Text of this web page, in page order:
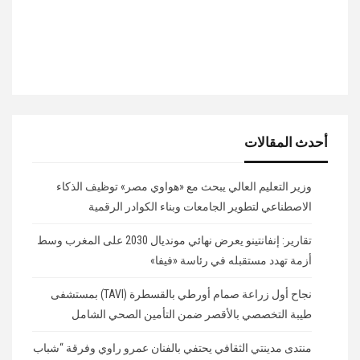
أحدث المقالات
وزير التعليم العالي يبحث مع «هواوي مصر» توظيف الذكاء
الاصطناعي لتطوير الجامعات وبناء الكوادر الرقمية
تقارير: إنفانتينو يعرض نهائي مونديال 2030 على المغرب وسط
أزمة تهدد مستقبله في رئاسة «فيفا»
نجاح أول زراعة صمام أورطي بالقسطرة (TAVI) بمستشفى
طيبة التخصصي بالأقصر ضمن التأمين الصحي الشامل
منتدى مدينتي الثقافي يحتفي بالفنان عمرو راوي وفرقة “شباب